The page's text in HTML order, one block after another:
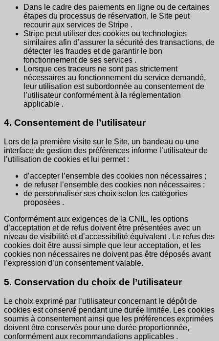
Dans le cadre des paiements en ligne ou de certaines
étapes du processus de réservation, le Site peut
recourir aux services de Stripe .
Stripe peut utiliser des cookies ou technologies
similaires afin d’assurer la sécurité des transactions, de
détecter les fraudes et de garantir le bon
fonctionnement de ses services .
Lorsque ces traceurs ne sont pas strictement
nécessaires au fonctionnement du service demandé,
leur utilisation est subordonnée au consentement de
l’utilisateur conformément à la réglementation
applicable .
4. Consentement de l’utilisateur
Lors de la première visite sur le Site, un bandeau ou une
interface de gestion des préférences informe l’utilisateur de
l’utilisation de cookies et lui permet :
d’accepter l’ensemble des cookies non nécessaires ;
de refuser l’ensemble des cookies non nécessaires ;
de personnaliser ses choix selon les catégories
proposées .
Conformément aux exigences de la CNIL, les options
d’acceptation et de refus doivent être présentées avec un
niveau de visibilité et d’accessibilité équivalent . Le refus des
cookies doit être aussi simple que leur acceptation, et les
cookies non nécessaires ne doivent pas être déposés avant
l’expression d’un consentement valable.
5. Conservation du choix de l’utilisateur
Le choix exprimé par l’utilisateur concernant le dépôt de
cookies est conservé pendant une durée limitée. Les cookies
soumis à consentement ainsi que les préférences exprimées
doivent être conservés pour une durée proportionnée,
conformément aux recommandations applicables .